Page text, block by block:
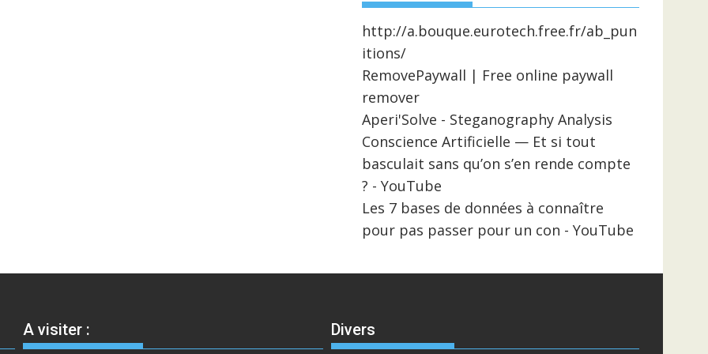
http://a.bouque.eurotech.free.fr/ab_pun
itions/
RemovePaywall | Free online paywall
remover
Aperi'Solve - Steganography Analysis
Conscience Artificielle — Et si tout
basculait sans qu’on s’en rende compte
? - YouTube
Les 7 bases de données à connaître
pour pas passer pour un con - YouTube
A visiter : Divers